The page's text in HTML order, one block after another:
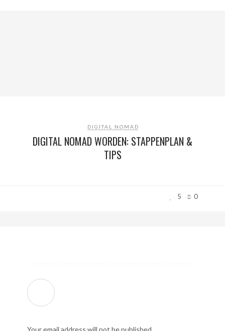
DIGITAL NOMAD
DIGITAL NOMAD WORDEN: STAPPENPLAN &
TIPS
5 0
Your email address will not be published.